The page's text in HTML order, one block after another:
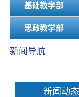
基础教学部
思政教学部
新闻导航
新闻动态